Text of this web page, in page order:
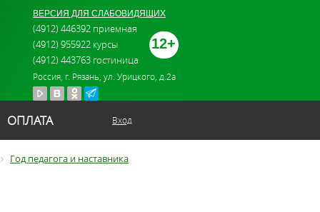
12+
ВЕРСИЯ ДЛЯ СЛАБОВИДЯЩИХ
(4912) 446392 приемная
(4912) 955922 курсы
(4912) 443763 гостиница
Россия, г. Рязань, ул. Урицкого, д.2а
ОПЛАТА Вход
Год педагога и наставника